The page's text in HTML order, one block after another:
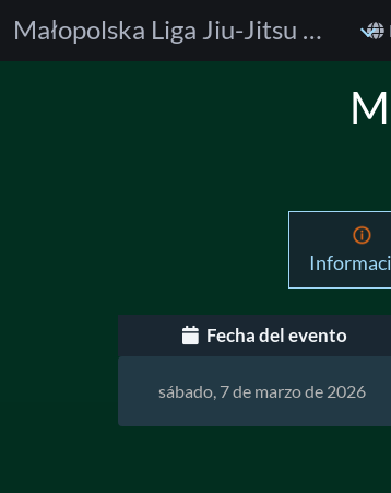
Małopolska Liga Jiu-Jitsu DEXTERS CUP
Fecha del evento
sábado, 7 de marzo de 2026